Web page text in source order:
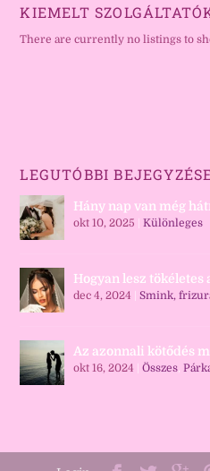
KIEMELT
There are currently no listings to
LEGUTÓBBI
Hány nap van még
okt 10, 2025 |Különleges
Hogyan lesz
dec 4, 2024 |Smink,
Az azonnali kötődés
okt 16, 2024 |Összes,